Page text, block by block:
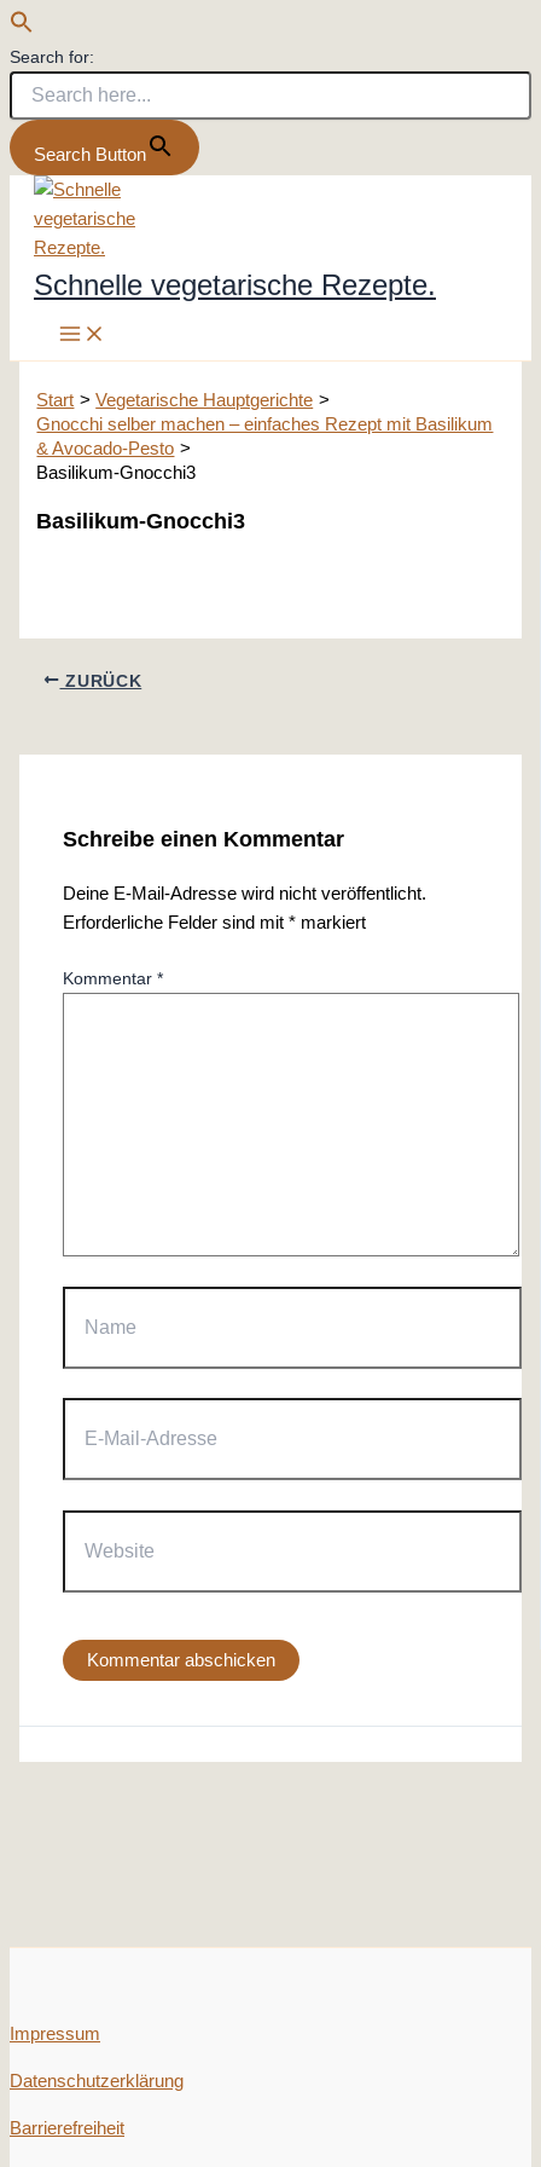
Search for:
Search Button
Zum
Inhalt
springen
Schnelle vegetarische Rezepte.
Start
Vegetarische Hauptgerichte
Gnocchi selber machen – einfaches Rezept mit Basilikum
& Avocado-Pesto
Basilikum-Gnocchi3
Basilikum-Gnocchi3
ZURÜCK
Schreibe einen Kommentar
Deine E-Mail-Adresse wird nicht veröffentlicht.
Erforderliche Felder sind mit* markiert
Kommentar*
Mail-
Impressum
Datenschutzerklärung
Barrierefreiheit